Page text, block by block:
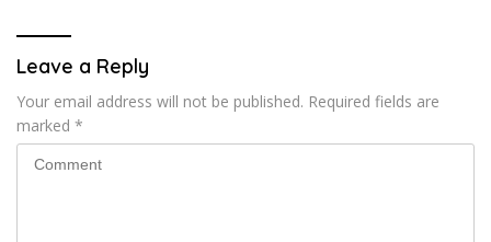
Leave a Reply
Your email address will not be published. Required fields are
marked *